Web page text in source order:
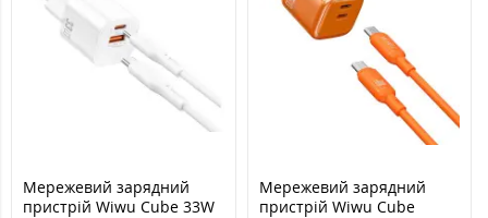
Мережевий зарядний
пристрій Wiwu Cube 33W
Мережевий зарядний
пристрій Wiwu Cube